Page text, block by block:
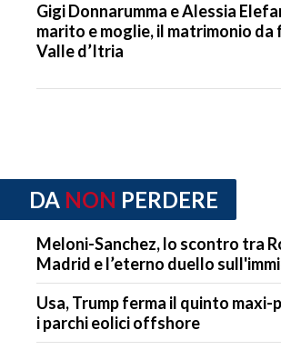
Gigi Donnarumma e Alessia
marito e moglie, il matrimonio da
Valle d’Itria
DA NON PERDERE
Meloni-Sanchez, lo scontro tra
Madrid e l’eterno duello
Usa, Trump ferma il quinto
i parchi eolici offshore